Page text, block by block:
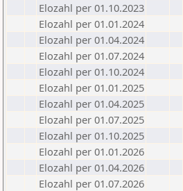
Elozahl per 01.10.2023
Elozahl per 01.01.2024
Elozahl per 01.04.2024
Elozahl per 01.07.2024
Elozahl per 01.10.2024
Elozahl per 01.01.2025
Elozahl per 01.04.2025
Elozahl per 01.07.2025
Elozahl per 01.10.2025
Elozahl per 01.01.2026
Elozahl per 01.04.2026
Elozahl per 01.07.2026